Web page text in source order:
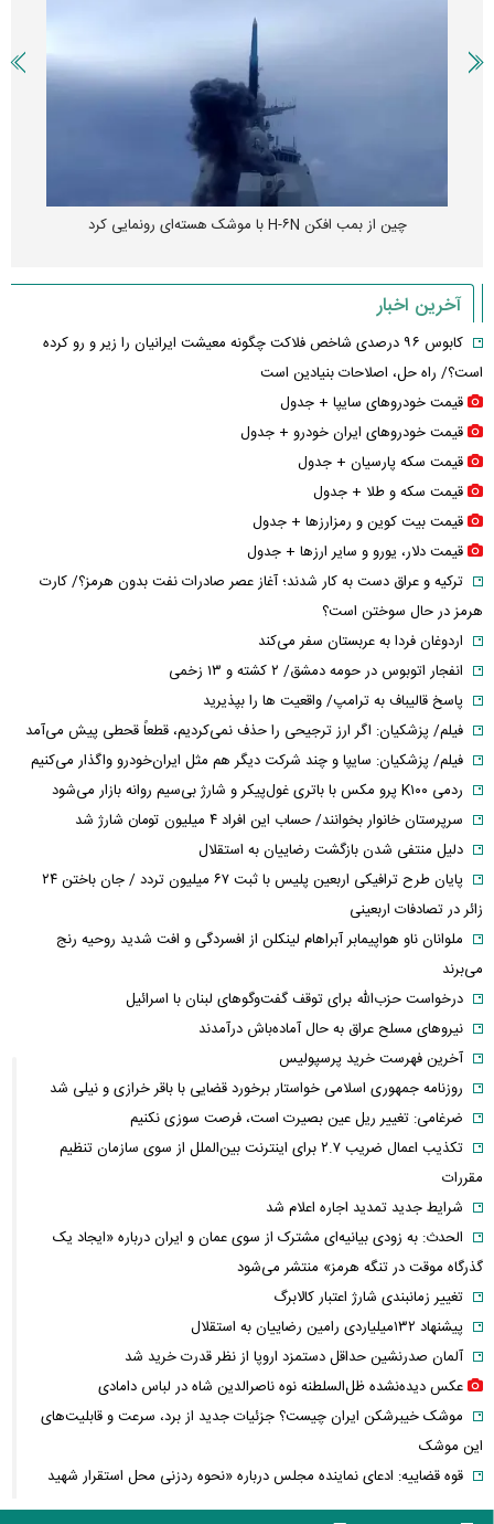
چین از بمب افکن H-۶N با موشک هسته‌ای رونمایی کرد
آخرین اخبار
کابوس ۹۶ درصدی شاخص فلاکت چگونه معیشت ایرانیان را زیر و رو کرده
است؟/ راه حل، اصلاحات بنیادین است
قیمت خودرو‌های سایپا + جدول
قیمت خودرو‌های ایران خودرو + جدول
قیمت سکه پارسیان + جدول
قیمت سکه و طلا + جدول
قیمت بیت کوین و رمزارز‌ها + جدول
قیمت دلار، یورو و سایر ارز‌ها + جدول
ترکیه و عراق دست به کار شدند؛ آغاز عصر صادرات نفت بدون هرمز؟/ کارت
هرمز در حال سوختن است؟
اردوغان فردا به عربستان سفر می‌کند
انفجار اتوبوس در حومه دمشق/ ۲ کشته و ۱۳ زخمی
پاسخ قالیباف به ترامپ/ واقعیت ها را بپذیرید
فیلم/ پزشکیان: اگر ارز ترجیحی را حذف نمی‌کردیم، قطعاً قحطی پیش می‌آمد
فیلم/ پزشکیان: سایپا و چند شرکت دیگر هم مثل ایران‌خودرو واگذار می‌کنیم
ردمی K۱۰۰ پرو مکس با باتری غول‌پیکر و شارژ بی‌سیم روانه بازار می‌شود
سرپرستان خانوار بخوانند/ حساب این افراد ۴ میلیون تومان شارژ شد
دلیل منتفی شدن بازگشت رضاییان به استقلال
پایان طرح ترافیکی اربعین پلیس با ثبت ۶۷ میلیون تردد / جان باختن ۲۴
زائر در تصادفات اربعینی
ملوانان ناو هواپیمابر آبراهام لینکلن از افسردگی و افت شدید روحیه رنج
می‌برند
درخواست حزب‌الله برای توقف گفت‌وگوهای لبنان با اسرائیل
نیروهای مسلح عراق به حال آماده‌باش درآمدند
آخرین فهرست خرید پرسپولیس
روزنامه جمهوری اسلامی خواستار برخورد قضایی با باقر خرازی و نیلی شد
ضرغامی: تغییر ریل عین بصیرت است، فرصت سوزی نکنیم
تکذیب اعمال ضریب ۲.۷ برای اینترنت بین‌الملل از سوی سازمان تنظیم
مقررات
شرایط جدید تمدید اجاره اعلام شد
الحدث: به زودی بیانیه‌ای مشترک از سوی عمان و ایران درباره «ایجاد یک
گذرگاه موقت در تنگه هرمز» منتشر می‌شود
تغییر زمانبندی‌ شارژ اعتبار کالابرگ
پیشنهاد ۱۳۲میلیاردی رامین رضاییان به استقلال
آلمان صدرنشین حداقل دستمزد اروپا از نظر قدرت خرید شد
عکس دیده‌نشده ظل‌السلطنه نوه ناصرالدین شاه در لباس دامادی
موشک خیبرشکن ایران چیست؟ جزئیات جدید از برد، سرعت و قابلیت‌های
این موشک
قوه قضاییه: ادعای نماینده مجلس درباره «نحوه ردزنی محل استقرار شهید
لاریجانی» صحت ندارد